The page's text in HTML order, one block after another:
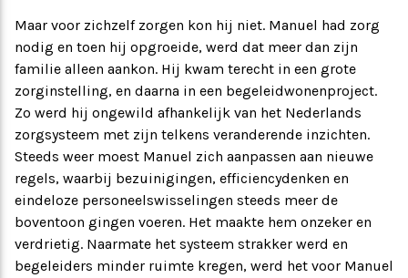
Partners
Maar voor zichzelf zorgen kon hij niet. Manuel had zorg
nodig en toen hij opgroeide, werd dat meer dan zijn
familie alleen aankon. Hij kwam terecht in een grote
zorginstelling, en daarna in een begeleidwonenproject.
Zo werd hij ongewild afhankelijk van het Nederlands
zorgsysteem met zijn telkens veranderende inzichten.
Steeds weer moest Manuel zich aanpassen aan nieuwe
regels, waarbij bezuinigingen, efficiencydenken en
eindeloze personeelswisselingen steeds meer de
boventoon gingen voeren. Het maakte hem onzeker en
verdrietig. Naarmate het systeem strakker werd en
begeleiders minder ruimte kregen, werd het voor Manuel